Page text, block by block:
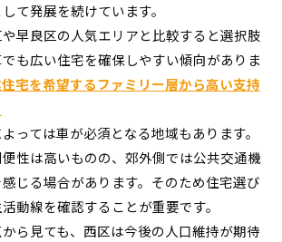
て発展を続けています。
早良区の人気エリアと比較すると選択肢
も広い住宅を確保しやすい傾向がありま
宅を希望するファミリー層から高い支持
っては車が必須となる地域もあります。
性は高いものの、郊外側では公共交通機
じる場合があります。そのため住宅選び
動線を確認することが重要です。
ら見ても、西区は今後の人口維持が期待